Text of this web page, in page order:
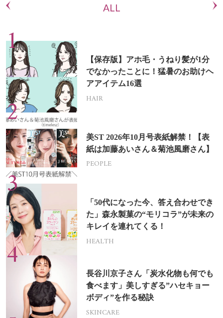
ALL
【保存版】アホ毛・うねり髪が1分
でなかったことに！猛暑のお助けヘ
アアイテム16選
HAIR
美ST 2026年10月号表紙解禁！【表
紙は加藤あいさん＆菊池風磨さん】
PEOPLE
「50代になった今、答え合わせでき
た」森永製菓の“モリコラ”が未来の
キレイを連れてくる！
HEALTH
長谷川京子さん「炭水化物も何でも
食べます」美しすぎる”ハセキョー
ボディ”を作る秘訣
SKINCARE